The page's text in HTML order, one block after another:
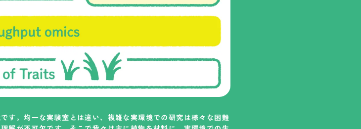
す。均一な実験室とは違い、複雑な実環境での研究は様々な困難